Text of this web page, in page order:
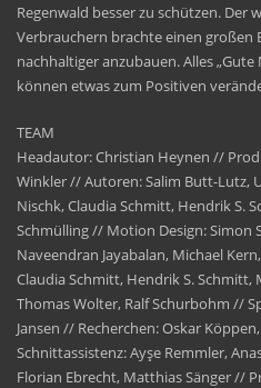
Regenwald besserzu schützen. Der
Verbrauchern brachte einen großen
nachhaltiger anzubauen. Alles
können etwas zum Positiven
TEAM
Headautor: Christian Heynen //
Winkler // Autoren: Salim Butt-Lutz,
Nischk,Claudia Schmitt, Hendrik S.
Schmülling // Motion Design: Simon
Naveendran Jayabalan, Michael Kern,
Claudia Schmitt, Hendrik S. Schmitt,
Thomas Wolter, RalfSchurbohm //
Jansen // Recherchen: Oskar
Schnittassistenz:Ayşe Remmler,
Florian Ebrecht, Matthias Sänger //